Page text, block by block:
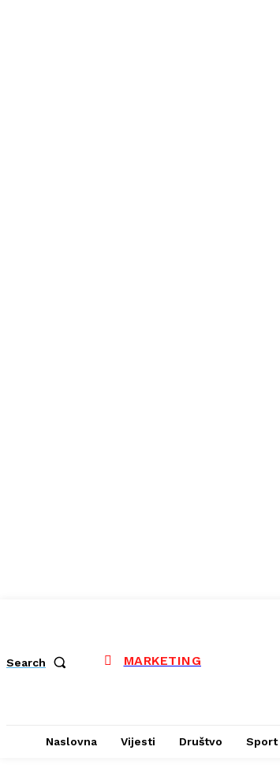
Search MARKETING
Naslovna Vijesti Društvo Sport